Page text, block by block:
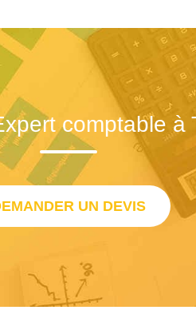
comptable à
UN DEVIS